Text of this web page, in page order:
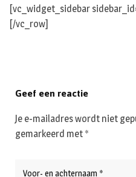
[vc_widget_sidebar
[/vc_row]
Geef een reactie
Je e-mailadres wordt niet
gemarkeerd met *